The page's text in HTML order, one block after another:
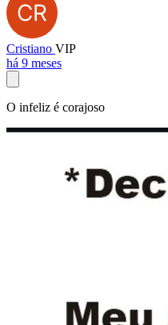
Cristiano VIP
há 9 meses
O infeliz é corajoso